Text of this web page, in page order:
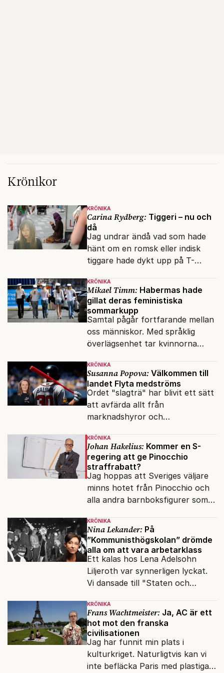
Krönikor
KRÖNIKA
Carina Rydberg: Tiggeri – nu och
då
Jag undrar ändå vad som hade
hänt om en romsk eller indisk
tiggare hade dykt upp på T-
vilken det hade gått bra att
swisha.
KRÖNIKA
Mikael Timm: Habermas hade
gillat deras feministiska
sommarkupp
Samtal pågår fortfarande mellan
oss människor. Med språklig
överlägsenhet tar kvinnorna
KRÖNIKA
Susanna Popova: Välkommen till
landet Flyta medströms
Ordet "slagträ" har blivit ett sätt
att avfärda allt från
marknadshyror och
om antisemitism.
KRÖNIKA
Johan Hakelius: Kommer en S-
regering att ge Pinocchio
straffrabatt?
Jag hoppas att Sveriges väljare
minns hotet från Pinocchio och
alla andra barnboksfigurer som
upphovsrätt.
KRÖNIKA
Nina Lekander: På
”Kommunisthögskolan” drömde
alla om att vara arbetarklass
Ett kalas hos Lena Adelsohn
Liljeroth var synnerligen lyckat.
Vi dansade till "Staten och
KRÖNIKA
Frans Wachtmeister: Ja, AC är ett
hot mot den franska
civilisationen
Jag har funnit min plats i
kulturkriget. Naturligtvis kan vi
inte befläcka Paris med plastiga